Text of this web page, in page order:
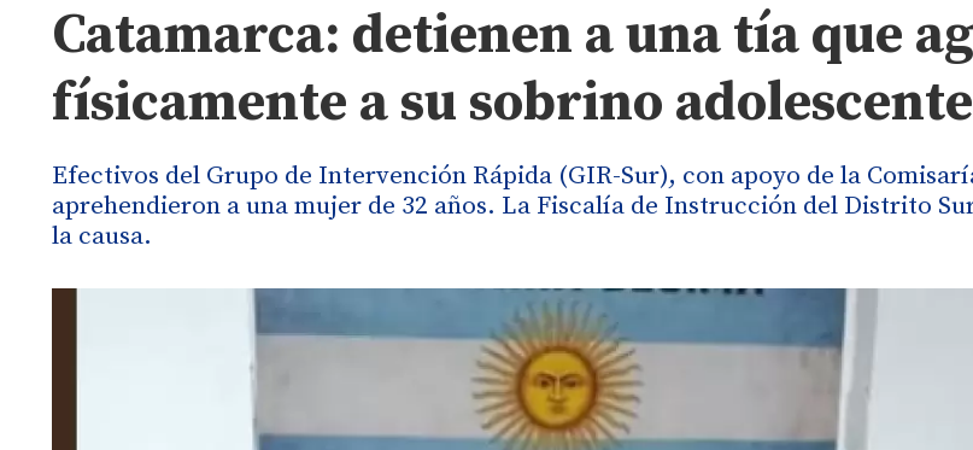
Catamarca: detienen a una tía que
físicamente a su sobrino adolescente
Efectivos del Grupo de Intervención Rápida (GIR-Sur), con apoyo de la
aprehendieron a una mujer de 32 años. La Fiscalía de Instrucción del Distrito
la causa.